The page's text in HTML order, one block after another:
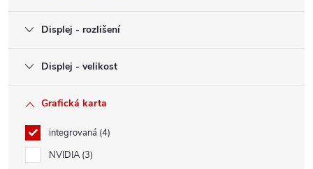
Displej - rozlišení
Displej - velikost
Grafická karta
integrovaná 4
NVIDIA 3